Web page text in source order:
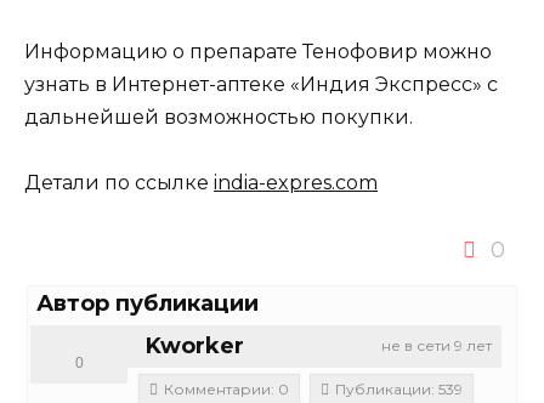
Информацию о препарате Тенофовир можно
узнать в Интернет-аптеке «Индия Экспресс» с
дальнейшей возможностью покупки.
Детали по ссылке india-expres.com
0
Автор публикации
не в сети 9 лет
Kworker
0
Комментарии: 0
Публикации: 539